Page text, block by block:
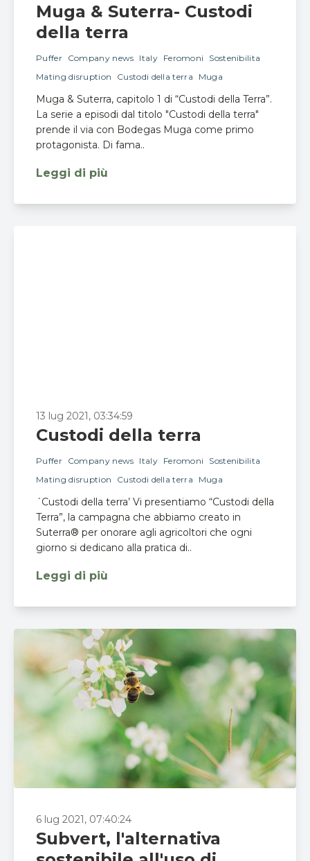
Muga & Suterra- Custodi
della terra
Puffer Company news Italy Feromoni
Sostenibilita
Mating disruption
Custodi della terra Muga
Muga & Suterra, capitolo 1 di “Custodi della Terra”.
La serie a episodi dal titolo "Custodi della terra"
prende il via con Bodegas Muga come primo
protagonista. Di fama..
Leggi di più
13 lug 2021, 03:34:59
Custodi della terra
Puffer Company news Italy Feromoni
Sostenibilita
Mating disruption
Custodi della terra Muga
´Custodi della terra’ Vi presentiamo “Custodi della
Terra”, la campagna che abbiamo creato in
Suterra® per onorare agli agricoltori che ogni
giorno si dedicano alla pratica di..
Leggi di più
6 lug 2021, 07:40:24
Subvert, l'alternativa